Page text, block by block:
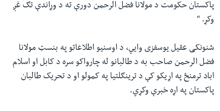
پاکستان حکومت د مولانا فضل الرحمن دورې ته د وړاندې تګ غږ
وکړ. “
شنونکی عقیل یوسفزی وايي، د اوسنیو اطلاعاتو په بنسټ مولانا
فضل الرحمن صاحب به د طالبانو له چارواکو سره د کابل او اسلام
اباد ترمنځ په اړیکو کې د ترینګلتیا په کمولو او د تحریک طالبان
پاکستان په اړه خبرې وکړي.